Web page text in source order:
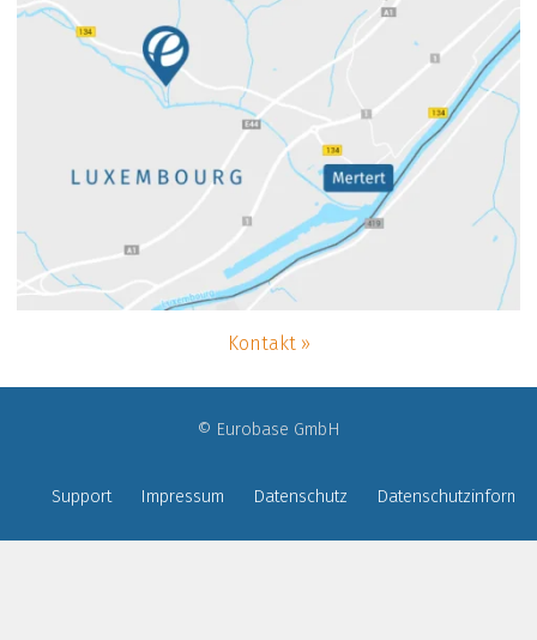
Kontakt
© Eurobase GmbH
Support Impressum Datenschutz